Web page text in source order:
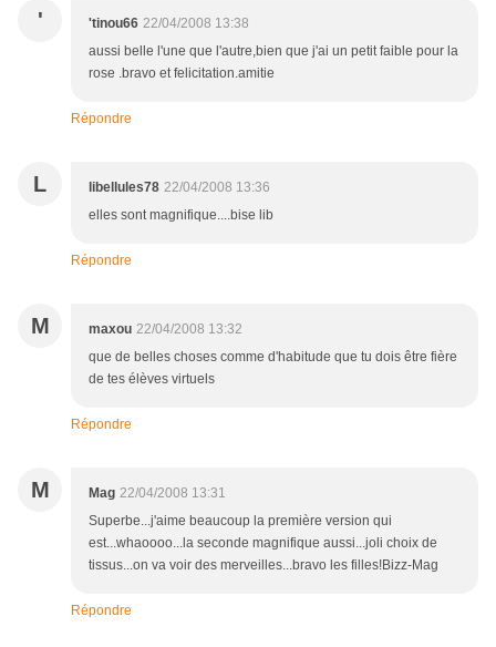
' 'tinou66 22/04/2008 13:38
aussi belle l'une que l'autre,bien que j'ai un petit faible pour la
rose .bravo et felicitation.amitie
Répondre
L libellules78 22/04/2008 13:36
elles sont magnifique....bise lib
Répondre
M maxou 22/04/2008 13:32
que de belles choses comme d'habitude que tu dois être fière
de tes élèves virtuels
Répondre
M Mag 22/04/2008 13:31
Superbe...j'aime beaucoup la première version qui
est...whaoooo...la seconde magnifique aussi...joli choix de
tissus...on va voir des merveilles...bravo les filles!Bizz-Mag
Répondre